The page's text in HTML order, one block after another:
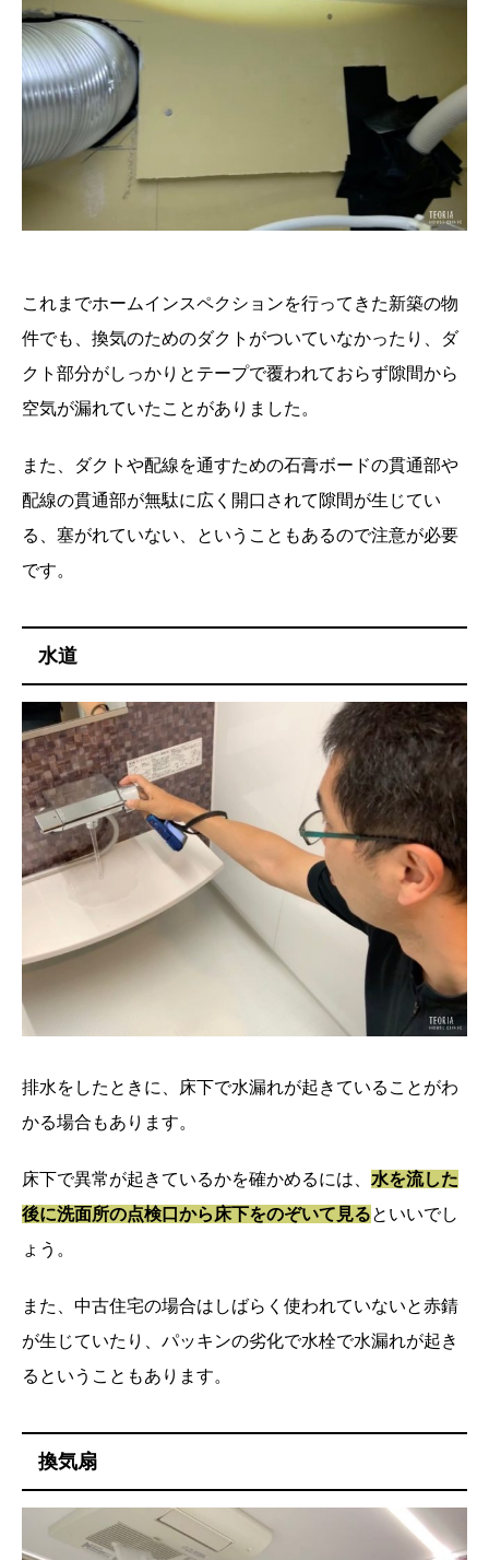
これまでホームインスペクションを行ってきた新築の物
件でも、換気のためのダクトがついていなかったり、ダ
クト部分がしっかりとテープで覆われておらず隙間から
空気が漏れていたことがありました。
また、ダクトや配線を通すための石膏ボードの貫通部や
配線の貫通部が無駄に広く開口されて隙間が生じてい
る、塞がれていない、ということもあるので注意が必要
です。
水道
排水をしたときに、床下で水漏れが起きていることがわ
かる場合もあります。
床下で異常が起きているかを確かめるには、 水を流した
後に洗面所の点検口から床下をのぞいて見るといいでし
ょう。
また、中古住宅の場合はしばらく使われていないと赤錆
が生じていたり、パッキンの劣化で水栓で水漏れが起き
るということもあります。
換気扇